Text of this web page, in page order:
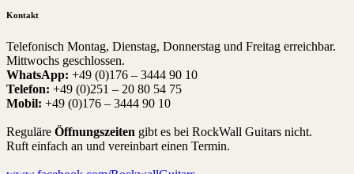
Kontakt
Telefonisch Montag, Dienstag, Donnerstag und Freitag erreichbar.
Mittwochs geschlossen.
WhatsApp: +49 (0)176 – 3444 90 10
Telefon: +49 (0)251 – 20 80 54 75
Mobil: +49 (0)176 – 3444 90 10
Reguläre Öffnungszeiten gibt es bei RockWall Guitars nicht.
Ruft einfach an und vereinbart einen Termin.